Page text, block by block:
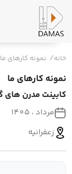
خانه نمونه کارهای ما
نمونه کارهای ما
کابینت مدرن
مرداد ، 1405
زعفرانیه